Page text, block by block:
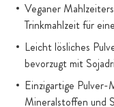
Veganer
Trinkmahlzeit für
Leicht lösliches
bevorzugt mit
Einzigartige
Mineralstoffen und